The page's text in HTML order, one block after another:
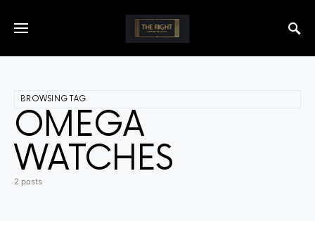
BROWSING TAG
OMEGA
WATCHES
2 posts